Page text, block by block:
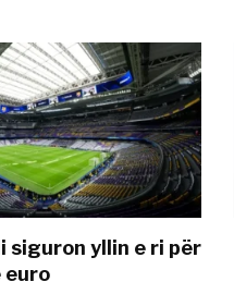
siguron yllin e ri për
euro